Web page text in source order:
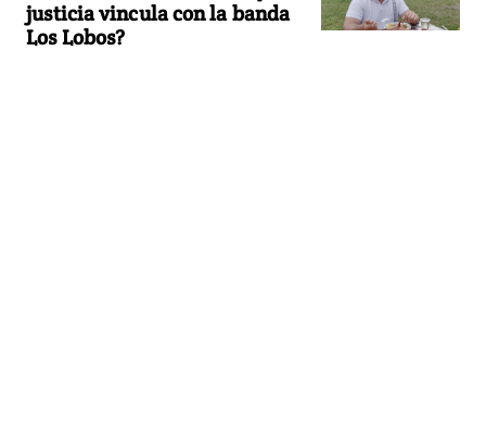
justicia vincula con la banda
Los Lobos?